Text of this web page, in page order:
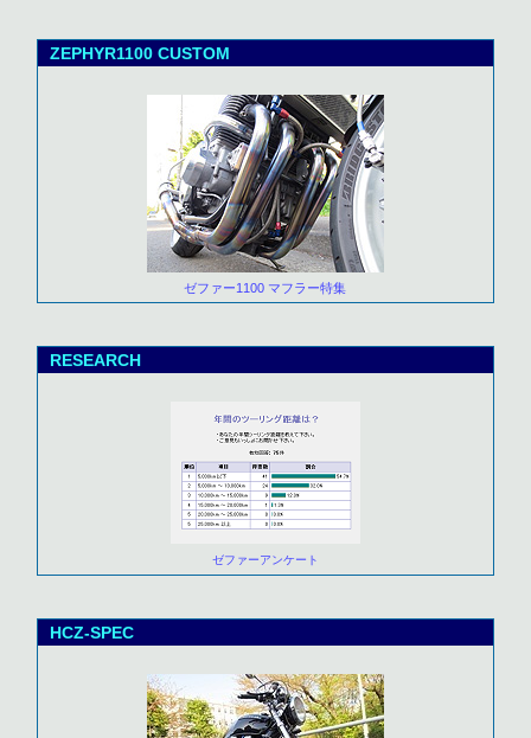
ZEPHYR1100 CUSTOM
ゼファー1100 マフラー特集
RESEARCH
ゼファーアンケート
HCZ-SPEC